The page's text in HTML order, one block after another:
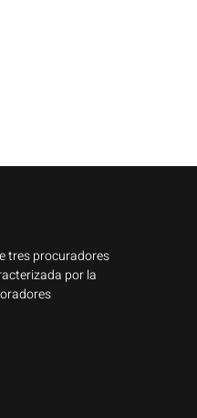
tres procuradores
por la